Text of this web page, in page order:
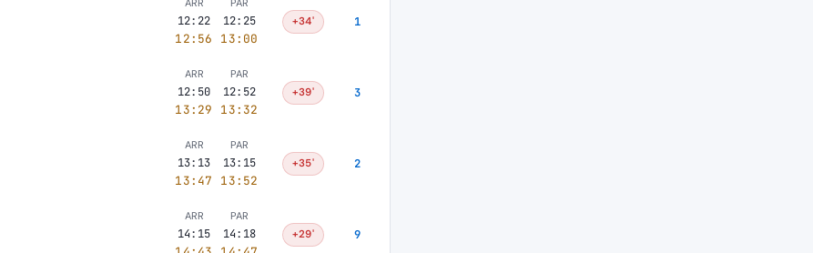
12:22
12:56
12:25
13:00
+34' 1
ARR
12:50
13:29
PAR
12:52
13:32
+39' 3
ARR
13:13
13:47
PAR
13:15
13:52
+35' 2
ARR
14:15
PAR
14:18 +29' 9